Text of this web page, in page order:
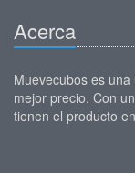
Acerca
Muevecubos es
mejor precio. Con
tienen el producto